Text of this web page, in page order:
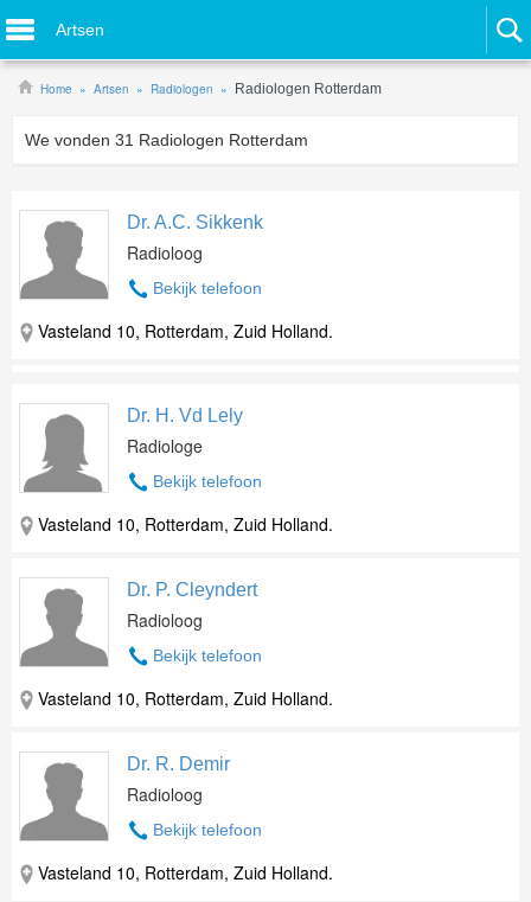
Artsen
Home Artsen Radiologen Radiologen Rotterdam
We vonden 31 Radiologen Rotterdam
Dr. A.C. Sikkenk
Radioloog
Bekijk telefoon
Vasteland 10, Rotterdam, Zuid Holland.
Dr. H. Vd Lely
Radiologe
Bekijk telefoon
Vasteland 10, Rotterdam, Zuid Holland.
Dr. P. Cleyndert
Radioloog
Bekijk telefoon
Vasteland 10, Rotterdam, Zuid Holland.
Dr. R. Demir
Radioloog
Bekijk telefoon
Vasteland 10, Rotterdam, Zuid Holland.